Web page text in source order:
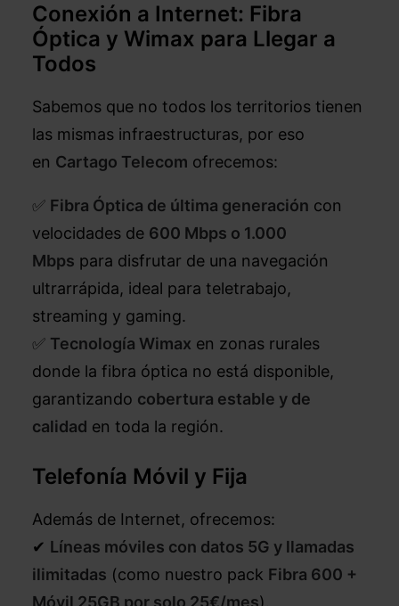
Conexión a Internet: Fibra
Óptica y Wimax para Llegar a
Todos
Sabemos que no todos los territorios tienen
las mismas infraestructuras, por eso
en Cartago Telecom ofrecemos:
✅ Fibra Óptica de última generación con
velocidades de 600 Mbps o 1.000
Mbps para disfrutar de una navegación
ultrarrápida, ideal para teletrabajo,
streaming y gaming.
✅ Tecnología Wimax en zonas rurales
donde la fibra óptica no está disponible,
garantizando cobertura estable y de
calidad en toda la región.
Telefonía Móvil y Fija
Además de Internet, ofrecemos:
✔ Líneas móviles con datos 5G y llamadas
ilimitadas (como nuestro pack Fibra 600 +
Móvil 25GB por solo 25€/mes).